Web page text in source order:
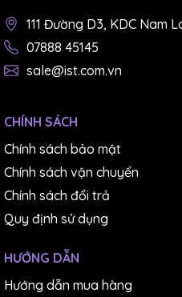
111 Đường D3, KDC Nam
07888 45145
sale@ist.com.vn
CHÍNH SÁCH
Chính sách bảo mật
Chính sách vận chuyển
Chính sách đổi trả
Quy định sử dụng
HƯỚNG DẪN
Hướng dẫn mua hàng